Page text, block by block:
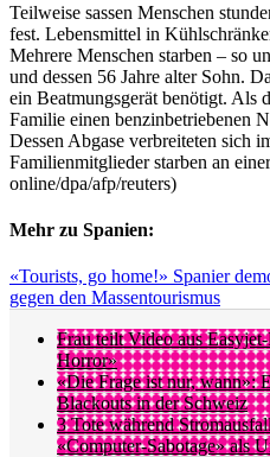
Teilweise sassen Menschen
fest. Lebensmittel in
Mehrere Menschen starben – so
und dessen 56 Jahre alter Sohn.
ein Beatmungsgerät benötigt. Als
Familie einen benzinbetriebenen
Dessen Abgase verbreiteten sich
Familienmitglieder starben an
online/dpa/afp/reuters)
Mehr zu Spanien:
«Tourists, go home!» Spanier
gegen den Massentourismus
Frau teilt Video aus
Horror»
«Die Frage ist nur, wann»:
Blackouts in der Schweiz
3 Tote während
«Computer-Sabotage» als